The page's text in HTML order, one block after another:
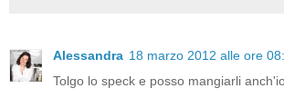
Alessandra 18 marzo 2012 alle ore
Tolgo lo speck e posso mangiarli